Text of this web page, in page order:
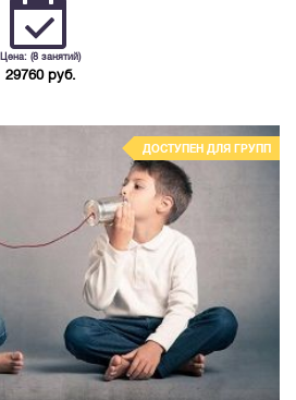
Цена: (8 занятий)
29760 руб.
ДОСТУПЕН ДЛЯ ГРУПП